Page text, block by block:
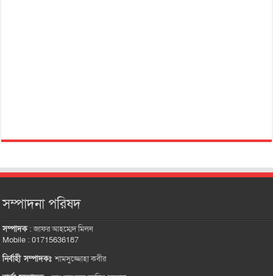
সম্পাদনা পরিষদ
সম্পাদক:জাফর আহম্মেদ মিলন
Mobile : 01715636187
নির্বাহী সম্পাদকঃশামসুজ্জোহা কবীর